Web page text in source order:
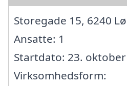
Storegade 15, 6240
Ansatte: 1
Startdato: 23. oktober
Virksomhedsform: